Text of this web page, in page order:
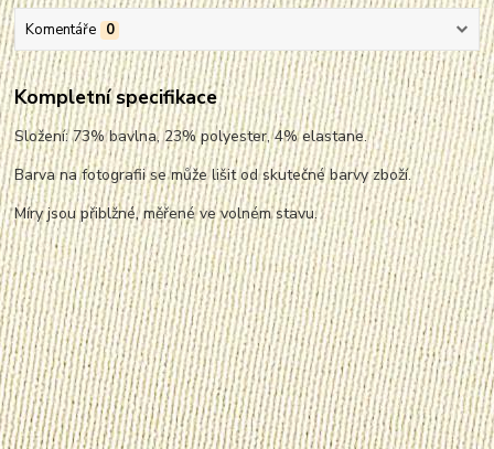
Komentáře 0
Kompletní specifikace
Složení: 73% bavlna, 23% polyester, 4% elastane.
Barva na fotografii se může lišit od skutečné barvy zboží.
Míry jsou přiblžné, měřené ve volném stavu.